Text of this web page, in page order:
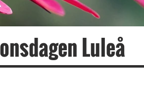
Luleå